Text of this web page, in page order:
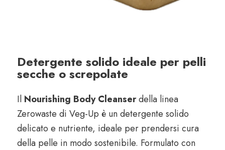
Detergente solido ideale per pelli
secche o screpolate
Il Nourishing Body Cleanserdella linea
Zerowaste di Veg-Up è un detergente solido
delicato e nutriente, ideale per prendersi cura
della pelle in modo sostenibile. Formulato con